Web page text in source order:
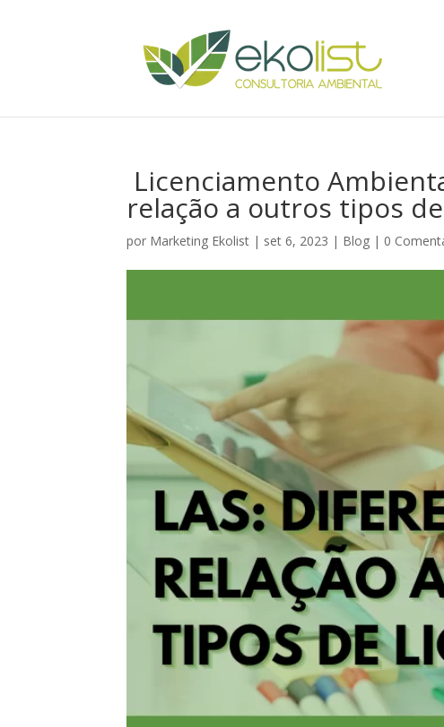
Licenciamento
relação a outros tipos
por Marketing Ekolist| set 6, 2023 | Blog| 0